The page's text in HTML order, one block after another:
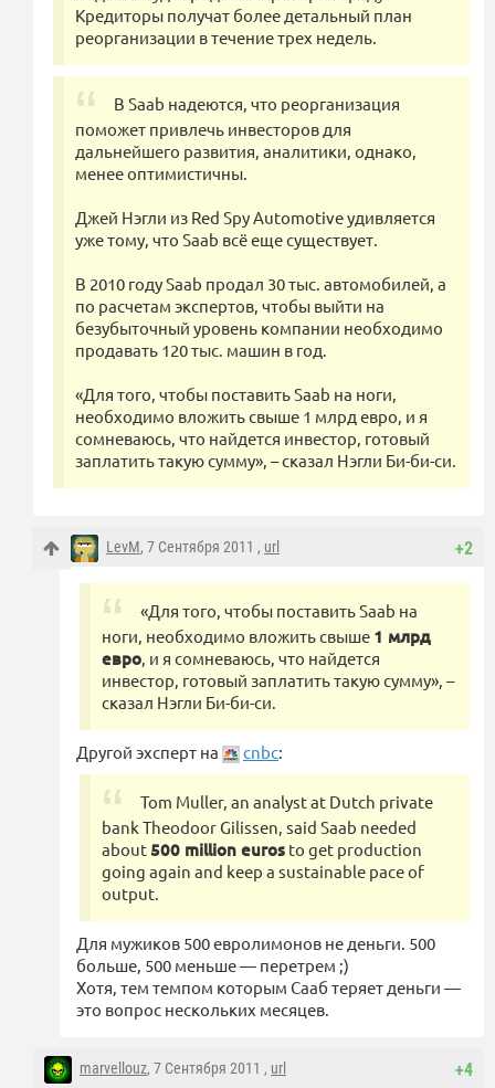
Кредиторы получат более детальный план
реорганизации в течение трех недель.
В Saab надеются, что реорганизация
поможет привлечь инвесторов для
дальнейшего развития, аналитики, однако,
менее оптимистичны.
Джей Нэгли из Red Spy Automotive удивляется
уже тому, что Saab всё еще существует.
В 2010 году Saab продал 30 тыс. автомобилей, а
по расчетам экспертов, чтобы выйти на
безубыточный уровень компании необходимо
продавать 120 тыс. машин в год.
«Для того, чтобы поставить Saab на ноги,
необходимо вложить свыше 1 млрд евро, и я
сомневаюсь, что найдется инвестор, готовый
заплатить такую сумму», – сказал Нэгли Би-би-си.
+2
LevM, 7 Сентября 2011 , url
«Для того, чтобы поставить Saab на
ноги, необходимо вложить свыше 1 млрд
евро, и я сомневаюсь, что найдется
инвестор, готовый заплатить такую сумму», –
сказал Нэгли Би-би-си.
Другой эхсперт на cnbc:
Tom Muller, an analyst at Dutch private
bank Theodoor Gilissen, said Saab needed
about 500 million euros to get production
going again and keep a sustainable pace of
output.
Для мужиков 500 евролимонов не деньги. 500
больше, 500 меньше — перетрем ;)
Хотя, тем темпом которым Сааб теряет деньги —
это вопрос нескольких месяцев.
+4
marvellouz, 7 Сентября 2011 , url